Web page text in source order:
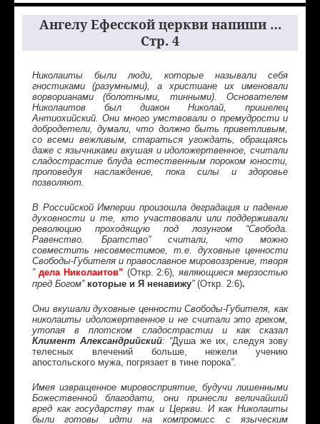
Ангелу Ефесской церкви напиши …
Стр. 4
Николаиты были люди, которые называли себя
гностиками (разумными), а христиане их именовали
ворворианами (болотными, тинными). Основателем
Николаитов был диакон Николай, пришелец
Антиохийский. Они много умствовали о премудрости и
добродетели, думали, что должно быть приветливым,
со всеми вежливым, стараться угождать, обращаясь
даже с язычниками вкушая и идоложертвенное, считали
сладострастие блуда естественным пороком юности,
проповедуя наслаждение, пока силы и здоровье
позволяют.
В Российской Империи произошла деградация и падение
духовности и те, кто участвовали или поддерживали
революцию проходящую под лозунгом “Свобода.
Равенство. Братство” считали, что можно
совместить несовместимое, т.е. духовные ценности
Свободы-Губителя и православное мировоззрение, творя
”дела Николаитов” (Откр. 2:6) , являющиеся мерзостью
пред Богом” которые и Я ненавижу” (Откр. 2:6).
Они вкушали духовные ценности Свободы-Губителя, как
николаиты идоложертвенное и не считали это грехом,
утопая в плотском сладострастии и как сказал
Климент Александрийский: “Душа же их, следуя зову
телесных влечений больше, нежели учению
апостольского мужа, погрязает в тине порока”.
Имея извращенное мировосприятие, будучи лишенными
Божественной благодати, они принесли величайший
вред как государству так и Церкви. И как Николаиты
были готовы идти на компромисс с языческим